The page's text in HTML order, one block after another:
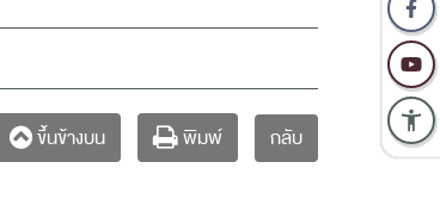
ขึ้นข้างบน พิมพ์ กลับ